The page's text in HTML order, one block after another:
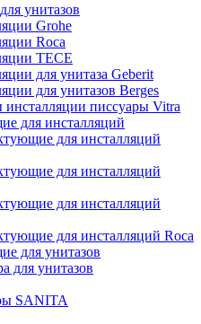
унитазов
Grohe
Roca
TECE
для унитаза Geberit
для унитазов Berges
инсталляции писсуары Vitra
для инсталляций
для инсталляций
для инсталляций
для инсталляций
для инсталляций Roca
для унитазов
для унитазов
SANITA